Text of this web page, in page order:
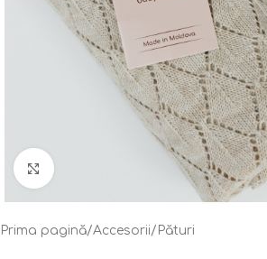
Fă clic pentru a mări
Prima pagină/Accesorii/ Pături